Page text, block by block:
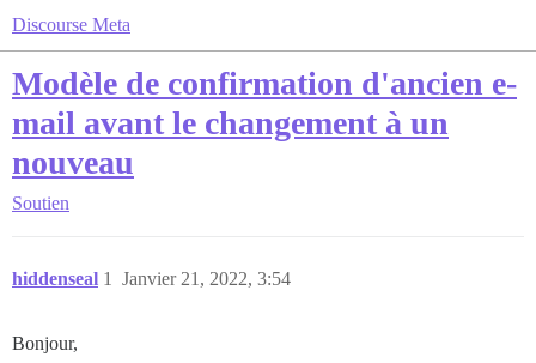
Discourse Meta
Modèle de confirmation d'ancien e-
mail avant le changement à un
nouveau
Soutien
hiddenseal Janvier 21, 2022, 3:54
1
Bonjour,